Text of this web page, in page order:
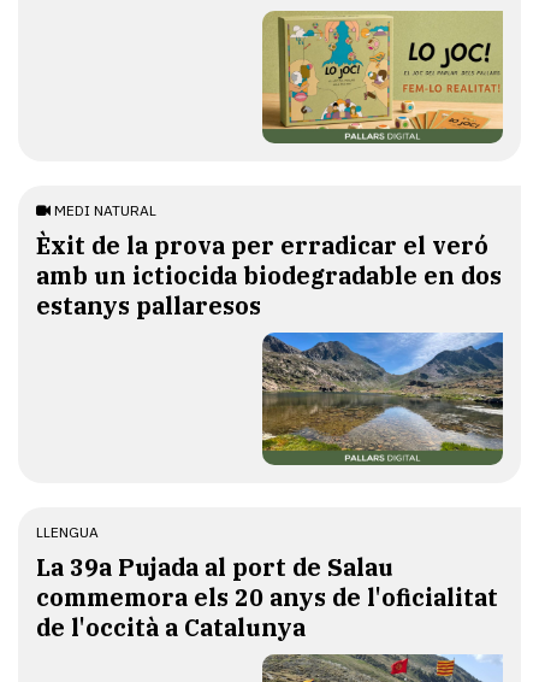
MEDI NATURAL
Èxit de la prova per erradicar el veró
amb un ictiocida biodegradable en dos
estanys pallaresos
LLENGUA
​La 39a Pujada al port de Salau
commemora els 20 anys de l'oficialitat
de l'occità a Catalunya